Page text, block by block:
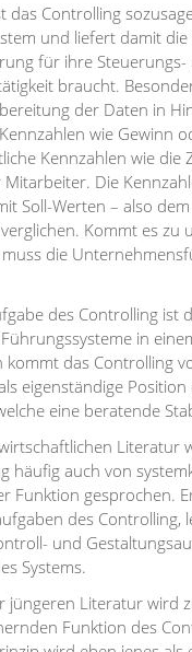
das Controlling
und liefert damit
für ihre Steuerungs-
braucht.
der Daten in
wie Gewinn
Kennzahlen wie die
Die
Soll-Werten – also
Kommt es zu
die
des Controlling ist
in
kommt das Controlling
eigenständige
eine beratende
Literatur
häufig auch von
Funktion gesprochen.
des Controlling,
und
Systems.
jüngeren Literatur wird
Funktion des